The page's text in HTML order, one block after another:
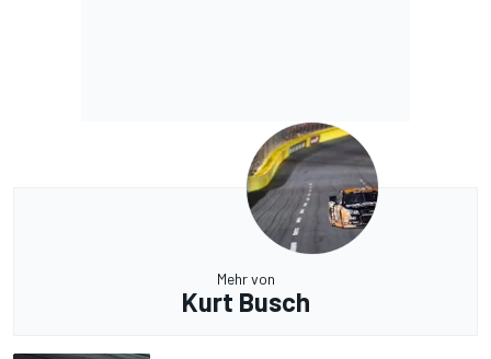
Mehr von
Kurt Busch